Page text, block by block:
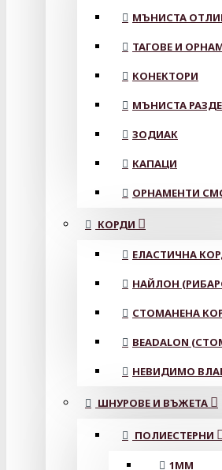
МЪНИСТА
ТАГОВЕ И
КОНЕКТОРИ
МЪНИСТА
ЗОДИАК
КАПАЦИ
ОРНАМЕНТИ
КОРДИ
ЕЛАСТИЧНА
НАЙЛОН
СТОМАНЕНА
BEADALON
НЕВИДИМО
ШНУРОВЕ И ВЪЖЕТА
ПОЛИЕСТЕРНИ
1ММ